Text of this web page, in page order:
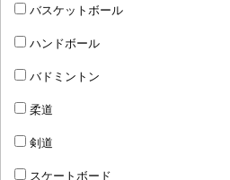
バスケットボール
ハンドボール
バドミントン
柔道
剣道
スケートボード